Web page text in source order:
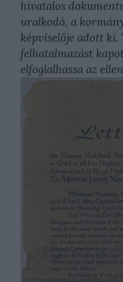
hivatalos
uralkodó, a
képviselője adott ki.
felhatalmazást
elfoglalhassa az